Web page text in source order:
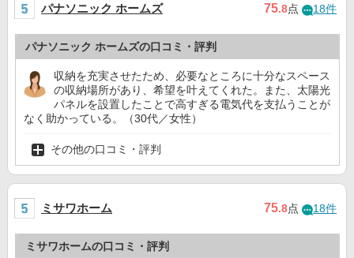
パナソニック ホームズ 75.8点 18件
パナソニック ホームズの口コミ・評判
収納を充実させたため、必要なところに十分なスペース
の収納場所があり、希望を叶えてくれた。また、太陽光
パネルを設置したことで高すぎる電気代を支払うことが
なく助かっている。（30代／女性）
その他の口コミ・評判
ミサワホーム 75.8点 18件
ミサワホームの口コミ・評判